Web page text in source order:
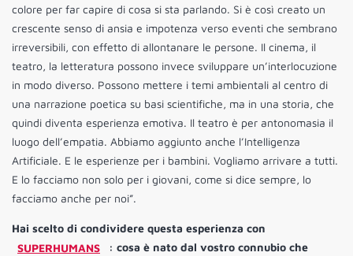
colore per far capire di cosa si sta parlando. Si è così creato un
crescente senso di ansia e impotenza verso eventi che sembrano
irreversibili, con effetto di allontanare le persone. Il cinema, il
teatro, la letteratura possono invece sviluppare un’interlocuzione
in modo diverso. Possono mettere i temi ambientali al centro di
una narrazione poetica su basi scientifiche, ma in una storia, che
quindi diventa esperienza emotiva. Il teatro è per antonomasia il
luogo dell’empatia. Abbiamo aggiunto anche l’Intelligenza
Artificiale. E le esperienze per i bambini. Vogliamo arrivare a tutti.
E lo facciamo non solo per i giovani, come si dice sempre, lo
facciamo anche per noi”.
Hai scelto di condividere questa esperienza con
SUPERHUMANS
: cosa è nato dal vostro connubio che